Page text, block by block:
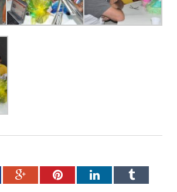
Google+PinterestLinkedInTumblr